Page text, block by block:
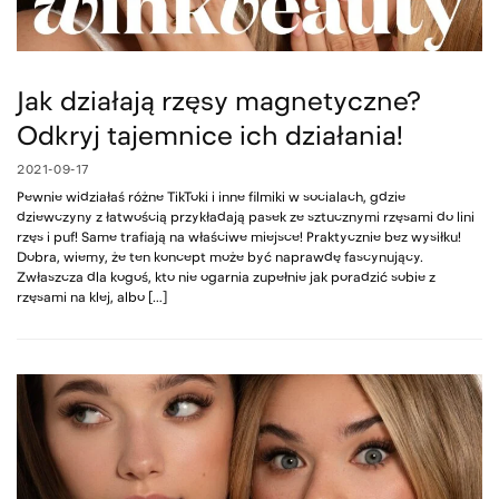
Jak działają rzęsy magnetyczne?
Odkryj tajemnice ich działania!
2021-09-17
Pewnie widziałaś różne TikToki i inne filmiki w socialach, gdzie
dziewczyny z łatwością przykładają pasek ze sztucznymi rzęsami do lini
rzęs i puf! Same trafiają na właściwe miejsce! Praktycznie bez wysiłku!
Dobra, wiemy, że ten koncept może być naprawdę fascynujący.
Zwłaszcza dla kogoś, kto nie ogarnia zupełnie jak poradzić sobie z
rzęsami na klej, albo […]